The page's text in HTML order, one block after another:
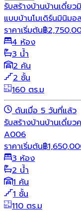
รับสร้างบ้านบ้านเดี่ยว
แบบบ้านโมเดิร์นมินิม
ราคาเริ่มต้น฿
4 ห้อง
3 น้ำ
2 คัน
2 ชั้น
160 ตร.ม
ดันเมื่อ 5 วันที่แล้ว
รับสร้างบ้านบ้านเดี่ยว
A006
ราคาเริ่มต้น฿
3 ห้อง
2 น้ำ
1 คัน
1 ชั้น
110 ตร.ม